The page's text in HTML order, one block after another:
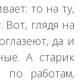
то на ту,
Вот, глядя на
да и
А старик
по работам,